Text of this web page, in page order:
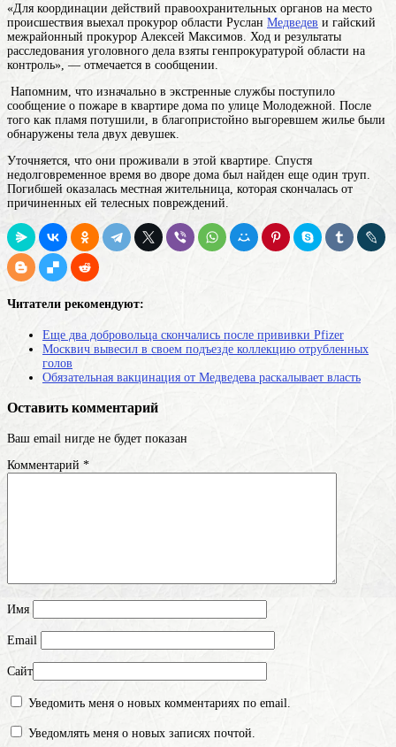
«Для координации действий правоохранительных органов на место
происшествия выехал прокурор области Руслан Медведев и гайский
межрайонный прокурор Алексей Максимов. Ход и результаты
расследования уголовного дела взяты генпрокуратурой области на
контроль», — отмечается в сообщении.
Напомним, что изначально в экстренные службы поступило
сообщение о пожаре в квартире дома по улице Молодежной. После
того как пламя потушили, в благопристойно выгоревшем жилье были
обнаружены тела двух девушек.
Уточняется, что они проживали в этой квартире. Спустя
недолговременное время во дворе дома был найден еще один труп.
Погибшей оказалась местная жительница, которая скончалась от
причиненных ей телесных повреждений.
Читатели рекомендуют:
Еще два добровольца скончались после прививки Pfizer
Москвич вывесил в своем подъезде коллекцию отрубленных
голов
Обязательная вакцинация от Медведева раскалывает власть
Оставить комментарий
Ваш email нигде не будет показан
Комментарий *
Имя
Email
Сайт
Уведомить меня о новых комментариях по email.
Уведомлять меня о новых записях почтой.